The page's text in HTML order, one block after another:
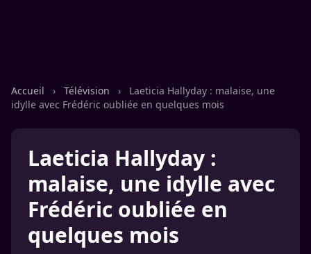
Accueil › Télévision ›
Laeticia Hallyday : malaise, une
idylle avec Frédéric oubliée en quelques mois
Laeticia Hallyday :
malaise, une idylle avec
Frédéric oubliée en
quelques mois